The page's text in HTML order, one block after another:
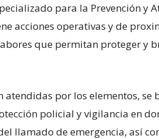
para la Prevención y
acciones operativas y de
que permitan proteger y
por los elementos, se
policial y vigilancia en
llamado de emergencia, así